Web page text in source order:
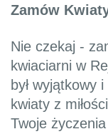
Zamów
Nie czekaj -
kwiaciarni w
był wyjątkowy
kwiaty z
Twoje